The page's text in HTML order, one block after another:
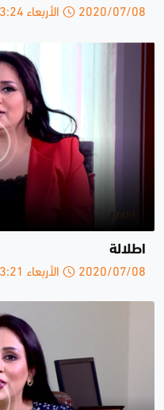
2020/07/08 الأربعاء 23:24 م
اطلالة
2020/07/08 الأربعاء 23:21 م